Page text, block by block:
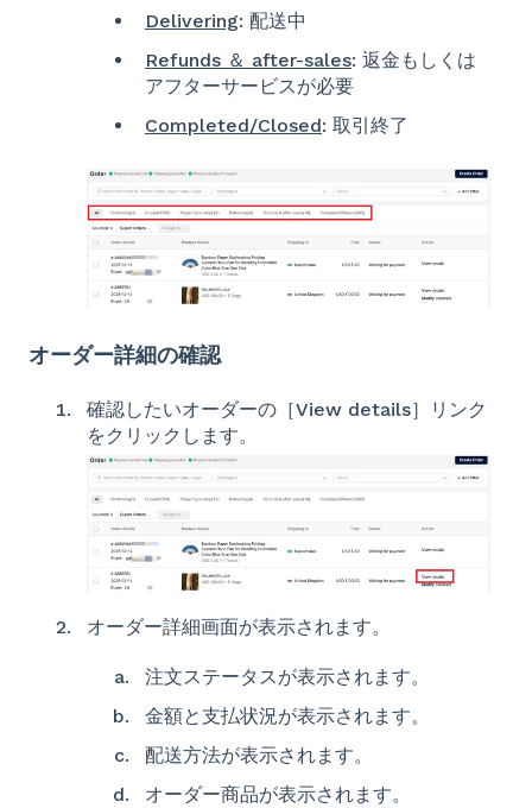
Delivering: 配送中
Refunds ＆ after-sales: 返金もしくは
アフターサービスが必要
Completed/Closed: 取引終了
オーダー詳細の確認
確認したいオーダーの［View details］リンク
をクリックします。
オーダー詳細画面が表示されます。
注文ステータスが表示されます。
金額と支払状況が表示されます。
配送方法が表示されます。
オーダー商品が表示されます。